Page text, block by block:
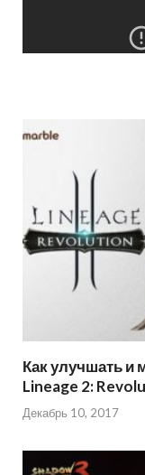
Как улучшать и
Lineage 2:
Декабрь 10, 2017